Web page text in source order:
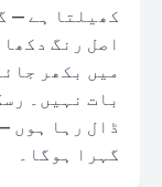
کھیلتا ہے —
اصل رنگ
ڈال رہا ہوں
گہرا ہوگا۔